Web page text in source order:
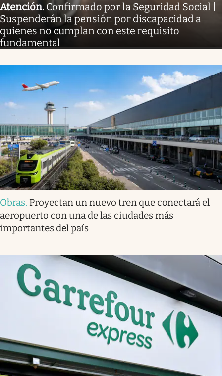
Atención. Confirmado por la Seguridad Social |
Suspenderán la pensión por discapacidad a
quienes no cumplan con este requisito
fundamental
Obras. Proyectan un nuevo tren que conectará el
aeropuerto con una de las ciudades más
importantes del país